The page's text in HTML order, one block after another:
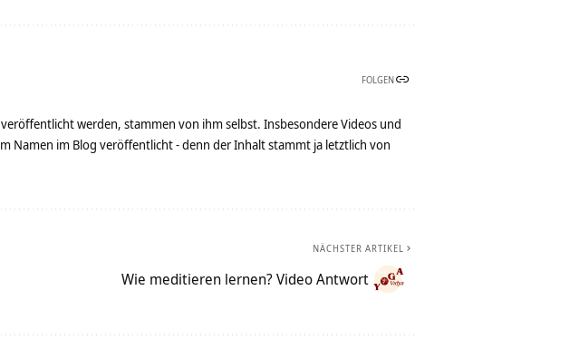
FOLGEN
werden, stammen von ihm selbst. Insbesondere Videos und
Namen im Blog veröffentlicht - denn der Inhalt stammt ja letztlich von
NÄCHSTER ARTIKEL
Wie meditieren lernen? Video Antwort